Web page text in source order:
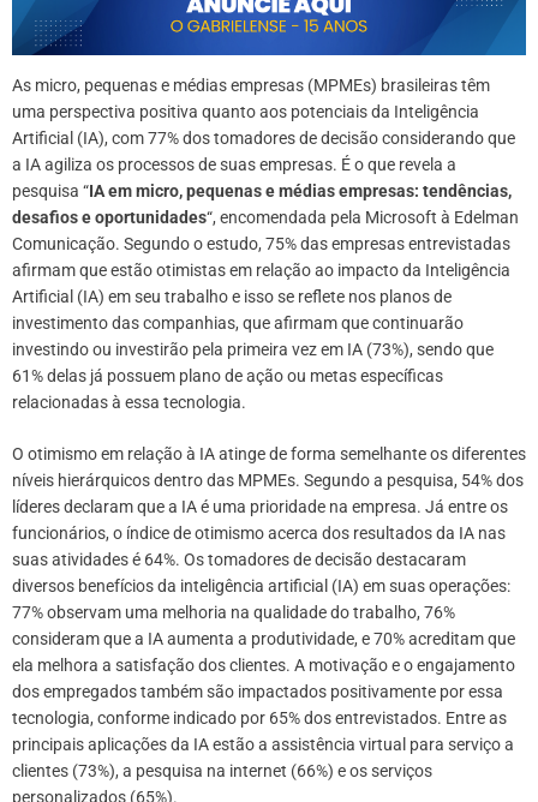
As micro, pequenas e médias empresas (MPMEs) brasileiras têm
uma perspectiva positiva quanto aos potenciais da Inteligência
Artificial (IA), com 77% dos tomadores de decisão considerando que
a IA agiliza os processos de suas empresas. É o que revela a
pesquisa “IA em micro, pequenas e médias empresas: tendências,
desafios e oportunidades“, encomendada pela Microsoft à Edelman
Comunicação. Segundo o estudo, 75% das empresas entrevistadas
afirmam que estão otimistas em relação ao impacto da Inteligência
Artificial (IA) em seu trabalho e isso se reflete nos planos de
investimento das companhias, que afirmam que continuarão
investindo ou investirão pela primeira vez em IA (73%), sendo que
61% delas já possuem plano de ação ou metas específicas
relacionadas à essa tecnologia.
O otimismo em relação à IA atinge de forma semelhante os diferentes
níveis hierárquicos dentro das MPMEs. Segundo a pesquisa, 54% dos
líderes declaram que a IA é uma prioridade na empresa. Já entre os
funcionários, o índice de otimismo acerca dos resultados da IA nas
suas atividades é 64%. Os tomadores de decisão destacaram
diversos benefícios da inteligência artificial (IA) em suas operações:
77% observam uma melhoria na qualidade do trabalho, 76%
consideram que a IA aumenta a produtividade, e 70% acreditam que
ela melhora a satisfação dos clientes. A motivação e o engajamento
dos empregados também são impactados positivamente por essa
tecnologia, conforme indicado por 65% dos entrevistados. Entre as
principais aplicações da IA estão a assistência virtual para serviço a
clientes (73%), a pesquisa na internet (66%) e os serviços
personalizados (65%).